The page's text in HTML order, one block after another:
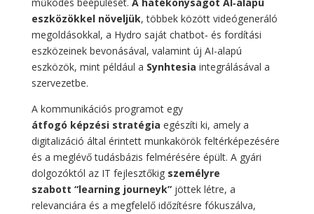
eszközökkel növeljük, többek között videógeneráló
megoldásokkal, a Hydro saját chatbot‑ és fordítási
eszközeinek bevonásával, valamint új AI-alapú
eszközök, mint például a Synhtesia integrálásával a
szervezetbe.
A kommunikációs programot egy
átfogó képzési stratégia egészíti ki, amely a
digitalizáció által érintett munkakörök feltérképezésére
és a meglévő tudásbázis felmérésére épült. A gyári
dolgozóktól az IT fejlesztőkig személyre
szabott “learning journeyk”jöttek létre, a
relevanciára és a megfelelő időzítésre fókuszálva,